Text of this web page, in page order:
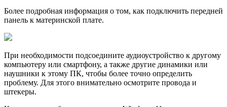
Более подробная информация о том, как подключить передней
панель к материнской плате.
При необходимости подсоедините аудиоустройство к другому
компьютеру или смартфону, а также другие динамики или
наушники к этому ПК, чтобы более точно определить
проблему. Для этого внимательно осмотрите провода и
штекеры.